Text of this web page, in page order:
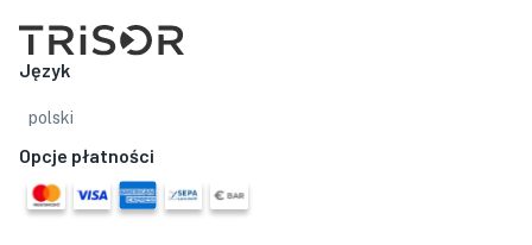
Język
polski
Opcje płatności